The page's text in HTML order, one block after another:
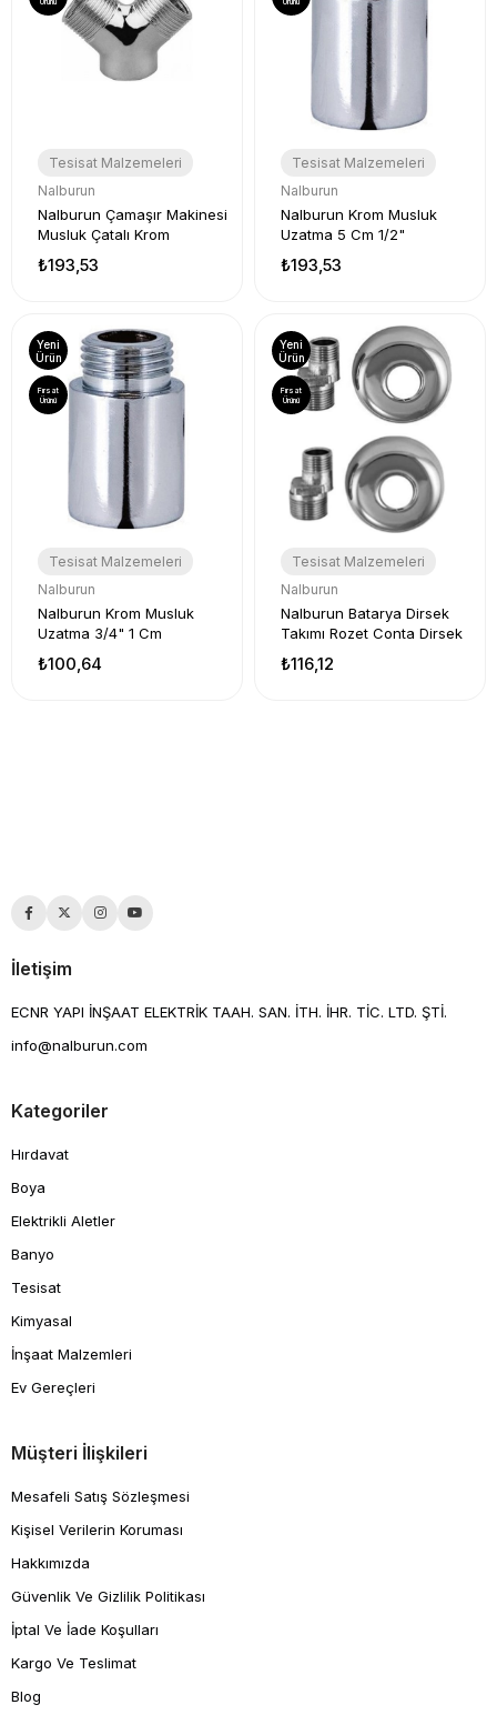
Tesisat Malzemeleri
Nalburun
Nalburun Çamaşır Makinesi
Musluk Çatalı Krom
₺193,53
Tesisat Malzemeleri
Nalburun
Nalburun Krom Musluk
Uzatma 5 Cm 1/2"
₺193,53
Tesisat Malzemeleri
Nalburun
Nalburun Krom Musluk
Uzatma 3/4" 1 Cm
₺100,64
Yeni
Ürün
Fırsat
Ürünü
Tesisat Malzemeleri
Nalburun
Nalburun Batarya Dirsek
Takımı Rozet Conta Dirsek
₺116,12
Yeni
Ürün
Fırsat
Ürünü
İletişim
ECNR YAPI İNŞAAT ELEKTRİK TAAH. SAN. İTH. İHR. TİC. LTD. ŞTİ.
info@nalburun.com
Kategoriler
Hırdavat
Boya
Elektrikli Aletler
Banyo
Tesisat
Kimyasal
İnşaat Malzemleri
Ev Gereçleri
Müşteri İlişkileri
Mesafeli Satış Sözleşmesi
Kişisel Verilerin Koruması
Hakkımızda
Güvenlik Ve Gizlilik Politikası
İptal Ve İade Koşulları
Kargo Ve Teslimat
Blog